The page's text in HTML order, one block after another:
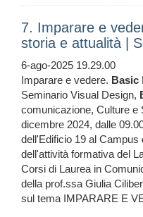
7. Imparare e
storia e attualità |
6-ago-2025 19.29.00
Imparare e vedere. Basic
Seminario Visual Design,
comunicazione, Culture e
dicembre 2024, dalle
dell'Edificio 19 al
dell'attività formativa del
Corsi di Laurea in
della prof.ssa Giulia
sul tema IMPARARE E